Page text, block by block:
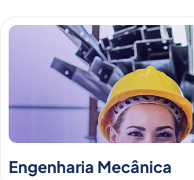
Engenharia Mecânica